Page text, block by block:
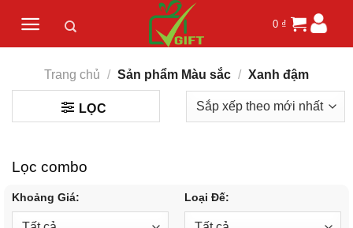
content
0 ₫
Trang chủ / Sản phẩm Màu sắc / Xanh đậm
LỌC
Lọc combo
Khoảng Giá: Loại Đế: